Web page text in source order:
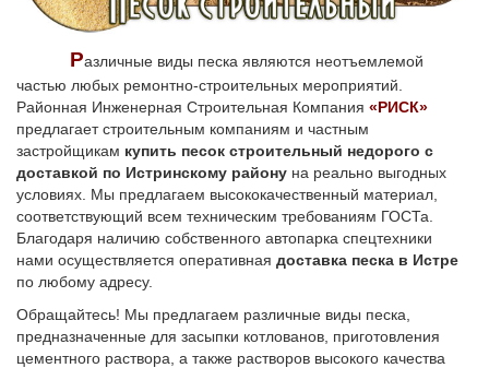
Различные виды песка являются неотъемлемой
частью любых ремонтно-строительных мероприятий.
Районная Инженерная Строительная Компания «РИСК»
предлагает строительным компаниям и частным
застройщикам купить песок строительный недорого с
доставкой по Истринскому району на реально выгодных
условиях. Мы предлагаем высококачественный материал,
соответствующий всем техническим требованиям ГОСТа.
Благодаря наличию собственного автопарка спецтехники
нами осуществляется оперативная доставка песка в Истре
по любому адресу.
Обращайтесь! Мы предлагаем различные виды песка,
предназначенные для засыпки котлованов, приготовления
цементного раствора, а также растворов высокого качества